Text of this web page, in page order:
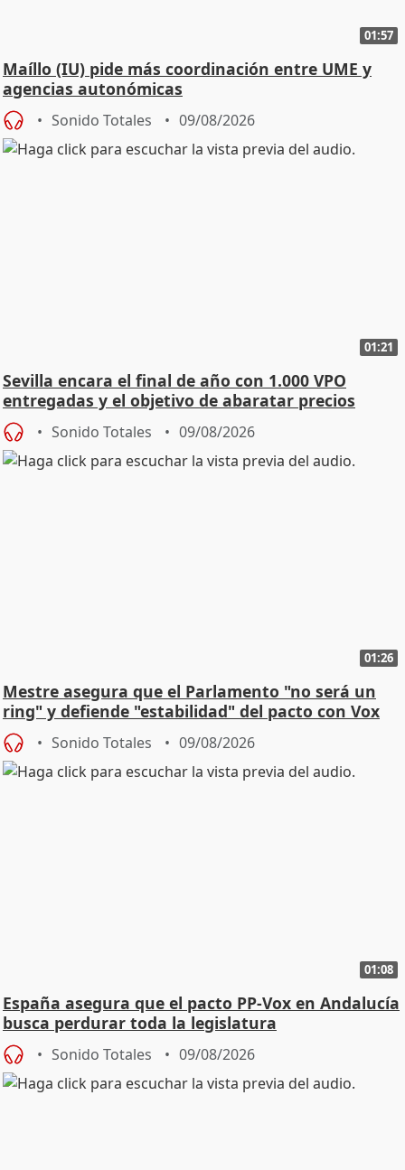
01:57
Maíllo (IU) pide más coordinación entre UME y
agencias autonómicas
Sonido Totales 09/08/2026
01:21
Sevilla encara el final de año con 1.000 VPO
entregadas y el objetivo de abaratar precios
Sonido Totales 09/08/2026
01:26
Mestre asegura que el Parlamento "no será un
ring" y defiende "estabilidad" del pacto con Vox
Sonido Totales 09/08/2026
01:08
España asegura que el pacto PP-Vox en Andalucía
busca perdurar toda la legislatura
Sonido Totales 09/08/2026